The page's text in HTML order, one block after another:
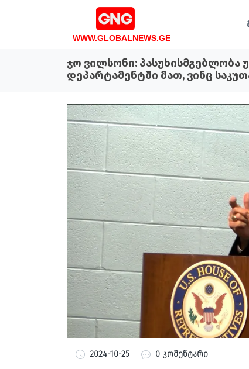
WWW.GLOBALNEWS.GE
ჯო ვილსონი: პასუხისმგებლობა
დეპარტამენტში მათ, ვინც
2024-10-25 0 კომენტარი